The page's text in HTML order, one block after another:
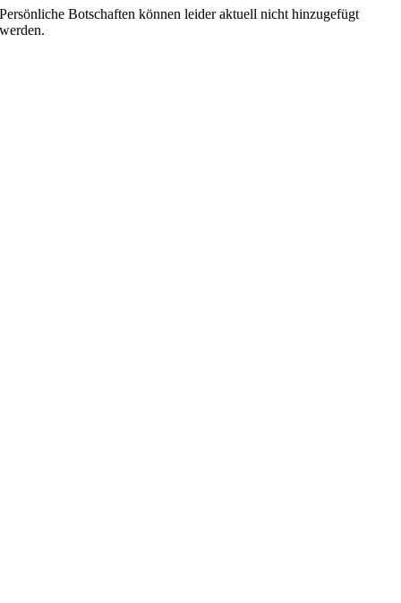
Persönliche Botschaften können leider aktuell nicht hinzugefügt
werden.